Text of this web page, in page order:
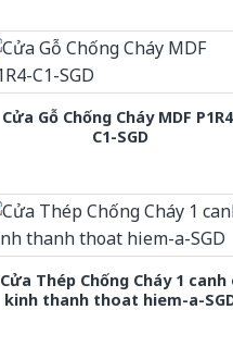
Cửa Gỗ Chống Cháy MDF
C1-SGD
Cửa Thép Chống Cháy 1 canh
kinh thanh thoat hiem-a-